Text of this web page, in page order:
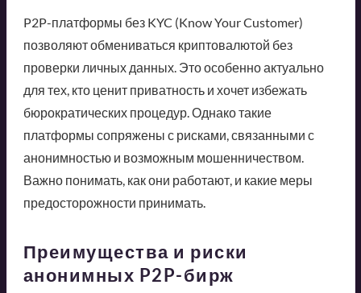
P2P-платформы без KYC (Know Your Customer)
позволяют обмениваться криптовалютой без
проверки личных данных. Это особенно актуально
для тех, кто ценит приватность и хочет избежать
бюрократических процедур. Однако такие
платформы сопряжены с рисками, связанными с
анонимностью и возможным мошенничеством.
Важно понимать, как они работают, и какие меры
предосторожности принимать.
Преимущества и риски
анонимных P2P-бирж